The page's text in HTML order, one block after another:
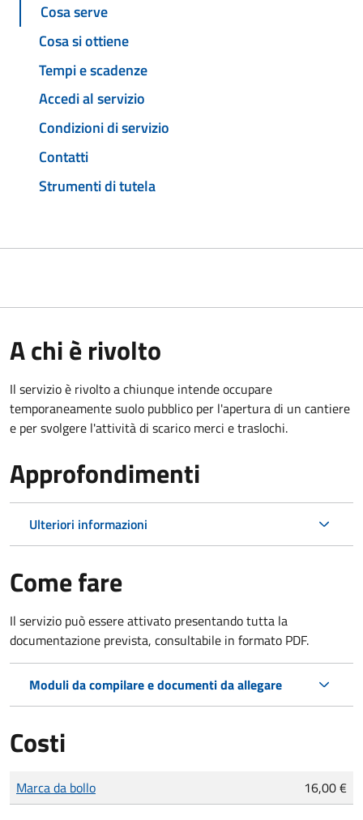
Cosa serve
Cosa si ottiene
Tempi e scadenze
Accedi al servizio
Condizioni di servizio
Contatti
Strumenti di tutela
A chi è rivolto
Il servizio è rivolto a chiunque intende occupare
temporaneamente suolo pubblico per l'apertura di un cantiere
e per svolgere l'attività di scarico merci e traslochi.
Approfondimenti
Ulteriori informazioni
Come fare
Il servizio può essere attivato presentando tutta la
documentazione prevista, consultabile in formato PDF.
Moduli da compilare e documenti da allegare
Costi
Tipo di pagamento
Importo
Marca da bollo 16,00 €